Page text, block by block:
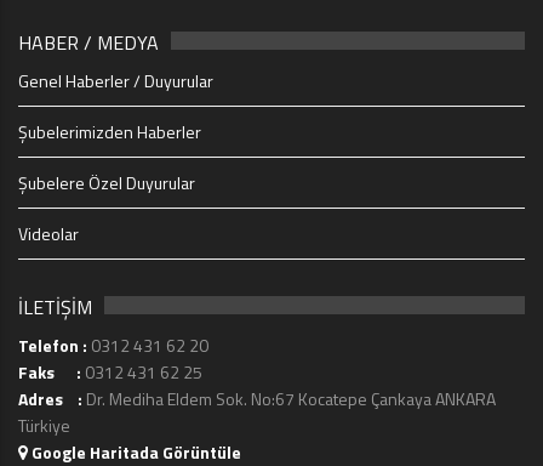
HABER / MEDYA
Genel Haberler / Duyurular
Şubelerimizden Haberler
Şubelere Özel Duyurular
Videolar
İLETİŞİM
Telefon : 0312 431 62 20
Faks : 0312 431 62 25
Adres : Dr. Mediha Eldem Sok. No:67 Kocatepe Çankaya ANKARA
Türkiye
Google Haritada Görüntüle